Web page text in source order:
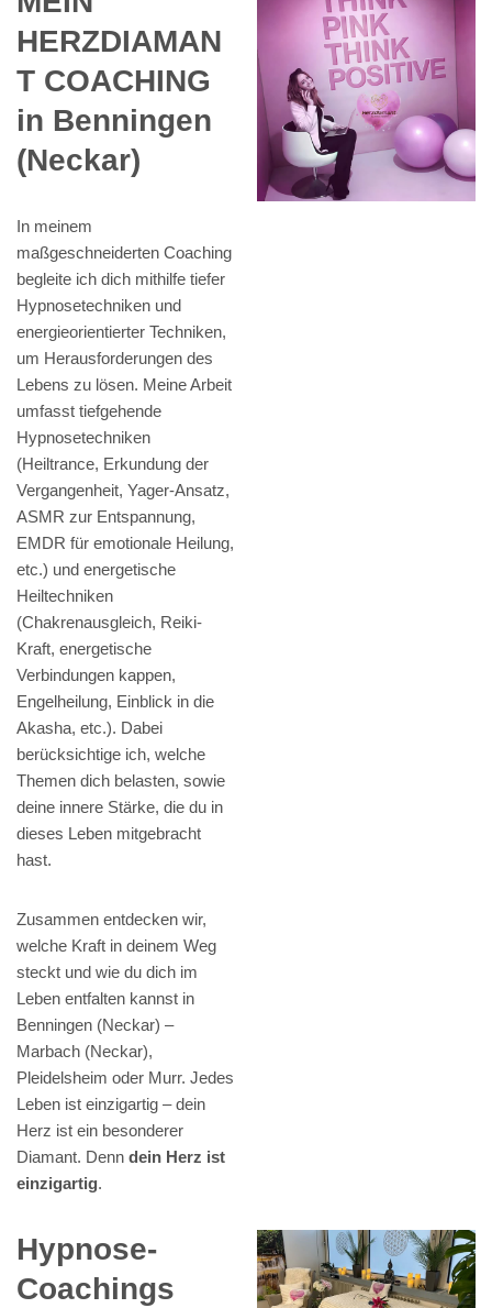
HERZDIAMAN
T COACHING
in Benningen
(Neckar)
In meinem
maßgeschneiderten Coaching
begleite ich dich mithilfe tiefer
Hypnosetechniken und
energieorientierter Techniken,
um Herausforderungen des
Lebens zu lösen. Meine Arbeit
umfasst tiefgehende
Hypnosetechniken
(Heiltrance, Erkundung der
Vergangenheit, Yager-Ansatz,
ASMR zur Entspannung,
EMDR für emotionale Heilung,
etc.) und energetische
Heiltechniken
(Chakrenausgleich, Reiki-
Kraft, energetische
Verbindungen kappen,
Engelheilung, Einblick in die
Akasha, etc.). Dabei
berücksichtige ich, welche
Themen dich belasten, sowie
deine innere Stärke, die du in
dieses Leben mitgebracht
hast.
Zusammen entdecken wir,
welche Kraft in deinem Weg
steckt und wie du dich im
Leben entfalten kannst in
Benningen (Neckar) –
Marbach (Neckar),
Pleidelsheim oder Murr. Jedes
Leben ist einzigartig – dein
Herz ist ein besonderer
Diamant. Denn dein Herz ist
einzigartig.
Hypnose-
Coachings